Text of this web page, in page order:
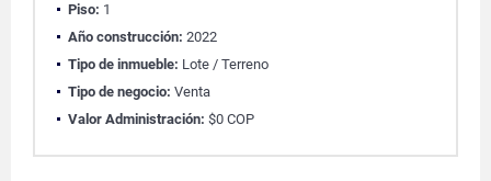
Piso: 1
Año construcción: 2022
Tipo de inmueble: Lote / Terreno
Tipo de negocio: Venta
Valor Administración: $0 COP